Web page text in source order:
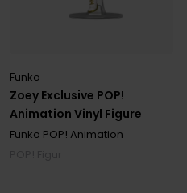
Zoey Exclusive POP!
Animation Vinyl Figure
Funko
Funko POP! Animation